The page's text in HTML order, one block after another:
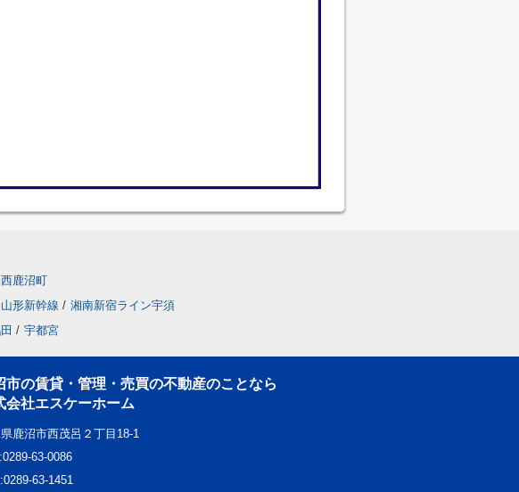
西鹿沼町
山形新幹線 / 湘南新宿ライン宇須
/ 宇都宮
市の賃貸・管理・売買の不動産のことなら
会社エスケーホーム
鹿沼市西茂呂２丁目18-1
63-0086
63-1451